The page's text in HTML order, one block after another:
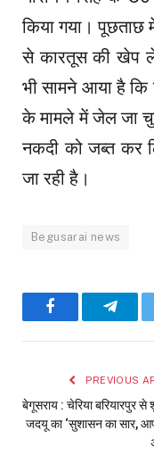
किया गया। पूछताछ
से कारतूस की खेप
भी सामने आया है कि
के मामले में जेल जा
नकदी को जब्त कर
जा रही है।
Begusarai news
Facebook
PREVIOUS
बेगूसराय : चेरिया बरियारपुर
जदयू का ‘सुशासन का सार,